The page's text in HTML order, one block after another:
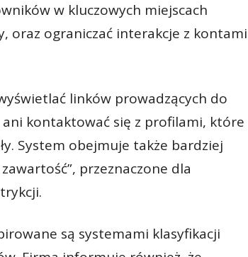
w kluczowych miejscach
oraz ograniczać interakcje z kontami
linków prowadzących do
kontaktować się z profilami, które
System obejmuje także bardziej
przeznaczone dla
są systemami klasyfikacji